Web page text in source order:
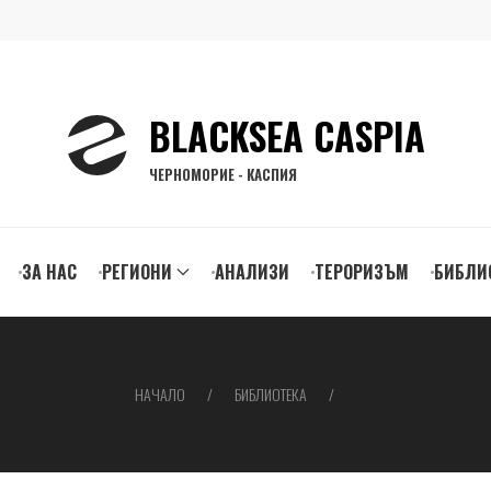
BLACKSEA CASPIA
ЧЕРНОМОРИЕ - КАСПИЯ
ЗА НАС РЕГИОНИ АНАЛИЗИ ТЕРОРИЗЪМ
НАЧАЛО БИБЛИОТЕКА